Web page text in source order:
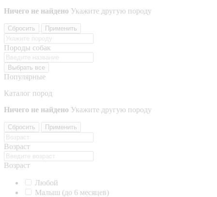
Ничего не найдено Укажите другую породу
Сбросить Применить
Породы собак
Выбрать все
Популярные
Каталог пород
Ничего не найдено Укажите другую породу
Сбросить Применить
Возраст
Возраст
Любой
Малыш (до 6 месяцев)